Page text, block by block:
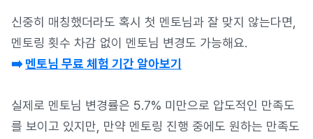
신중히 매칭했더라도 혹시 첫 멘토님과 잘 맞지 않는다면,
멘토링 횟수 차감 없이 멘토님 변경도 가능해요.
➡️멘토님 무료 체험 기간 알아보기
실제로 멘토님 변경률은 5.7% 미만으로 압도적인 만족도
를 보이고 있지만, 만약 멘토링 진행 중에도 원하는 만족도